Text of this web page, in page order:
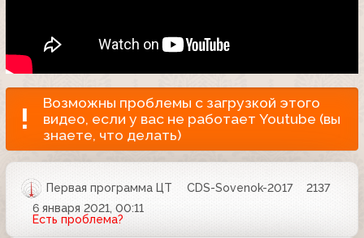
Возможны проблемы с загрузкой этого
видео, если у вас не работает Youtube (вы
знаете, что делать)
Первая программа ЦТ CDS-Sovenok-2017
2137
6 января 2021, 00:11
Есть проблема?